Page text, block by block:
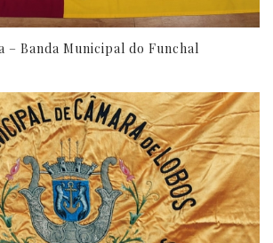
– Banda Municipal do Funchal